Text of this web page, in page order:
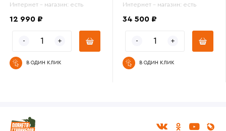
Интернет - магазин: есть
12 990 ₽
В ОДИН КЛИК
Интернет - магазин: есть
34 500 ₽
В ОДИН КЛИК